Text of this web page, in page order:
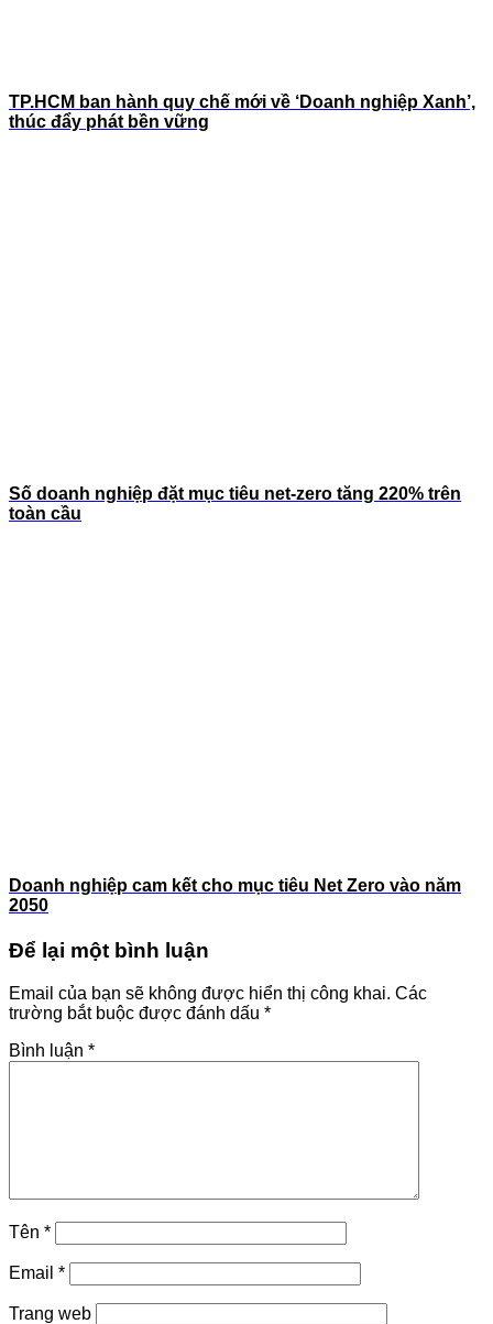
TP.HCM ban hành quy chế mới về ‘Doanh nghiệp Xanh’,
thúc đẩy phát bền vững
Số doanh nghiệp đặt mục tiêu net-zero tăng 220% trên
toàn cầu
Doanh nghiệp cam kết cho mục tiêu Net Zero vào năm
2050
Để lại một bình luận
Email của bạn sẽ không được hiển thị công khai. Các
trường bắt buộc được đánh dấu *
Bình luận *
Tên *
Email *
Trang web